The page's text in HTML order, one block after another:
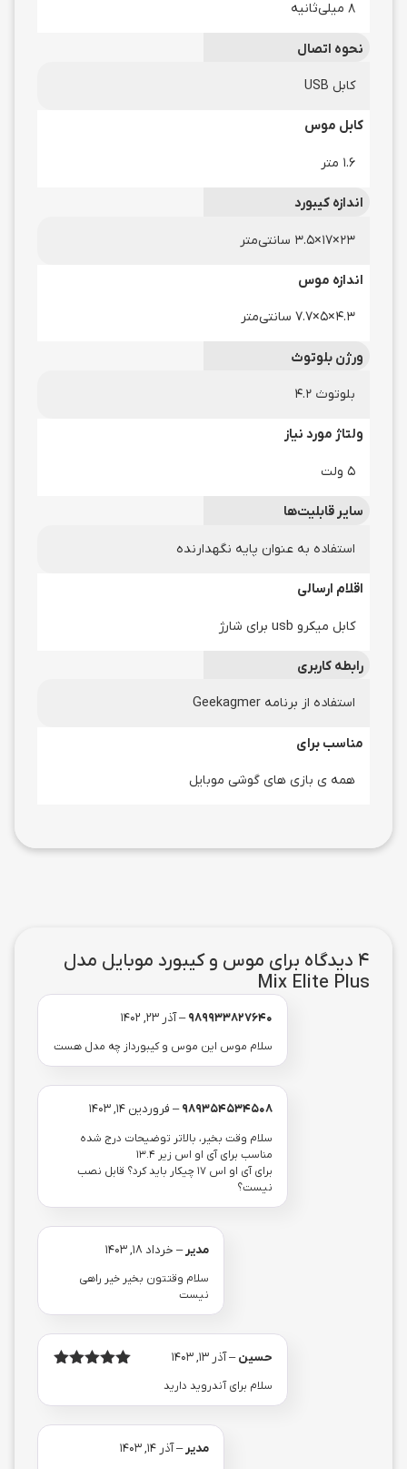
8 میلی‌ثانیه
نحوه اتصال
کابل USB
کابل موس
۱.۶ متر
اندازه کیبورد
۲۳×۱۷×۳.۵ سانتی‌متر
اندازه موس
۴.۳×۵×۷.۷ سانتی‌متر
ورژن بلوتوث
بلوتوث ۴.۲
ولتاژ مورد نیاز
۵ ولت
سایر قابلیت‌ها
استفاده به عنوان پایه نگهدارنده
اقلام ارسالی
کابل میکرو usb برای شارژ
رابطه کاربری
استفاده از برنامه Geekagmer
مناسب برای
همه ی بازی های گوشی موبایل
4 دیدگاه برای
موس و کیبورد موبایل مدل
Mix Elite Plus
989933827640
–آذر 23, 1402
سلام موس این موس و کیبورداز چه مدل هست
989354534508
– فروردین 14, 1403
سلام وقت بخیر، بالاتر توضیحات درج شده
مناسب برای آی او اس زیر ۱۳.۴
برای آی او اس ۱۷ چیکار باید کرد؟ قابل نصب
نیست؟
مدیر– خرداد 18, 1403
سلام وقتتون بخیر خیر راهی
نیست
حسین–آذر 13, 1403
سلام برای آندروید دارید
مدیر–آذر 14, 1403